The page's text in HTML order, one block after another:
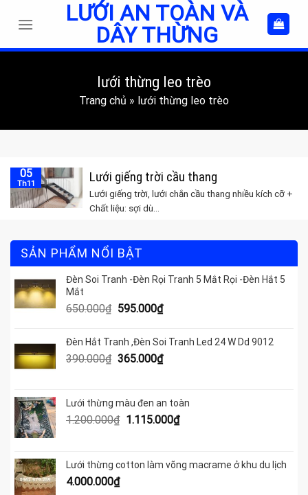
LƯỚI AN TOÀN VÀ
DÂY THỪNG
lưới thừng leo trèo
Trang chủ » lưới thừng leo trèo
SẢN PHẨM NỔI BẬT
Đèn Soi Tranh -Đèn Rọi Tranh 5 Mắt Rọi -Đèn Hắt 5
Mắt
650.000₫ Giá
là:
650.000₫.
595.000₫Giá
tại
là:
595.000₫.
Đèn Hắt Tranh ,Đèn Soi Tranh Led 24 W Dd 9012
390.000₫ Giá
390.000₫.
365.000₫Giá
là:
365.000₫.
Lưới thừng màu đen an toàn
1.200.000₫ Giá
1.200.000₫.
1.115.000₫Giá
là:
Lưới thừng cotton làm võng macrame ở khu du lịch
4.000.000₫
Lưới giếng trời cầu thang
Lưới giếng trời, lưới chắn cầu thang nhiều kích cỡ +
Chất liệu: sợi dù...
05
Th11